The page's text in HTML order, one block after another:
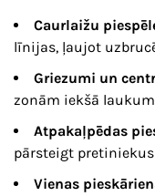
Caurlaižu
līnijas, ļaujot
Griezumi un
zonām iekšā
Atpakaļpēdas
pārsteigt
Vienas